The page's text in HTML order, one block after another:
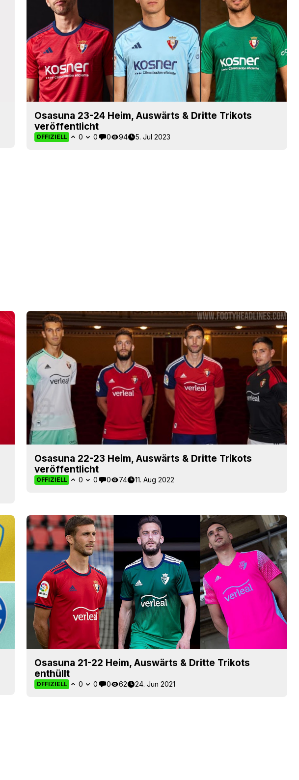
Osasuna 23-24 Heim, Auswärts & Dritte Trikots
veröffentlicht
OFFIZIELL 0 0 0 94 5. Jul 2023
Osasuna 22-23 Heim, Auswärts & Dritte Trikots
veröffentlicht
OFFIZIELL 0 0 0 74 11. Aug 2022
Osasuna 21-22 Heim, Auswärts & Dritte Trikots
enthüllt
OFFIZIELL 0 0 0 62 24. Jun 2021